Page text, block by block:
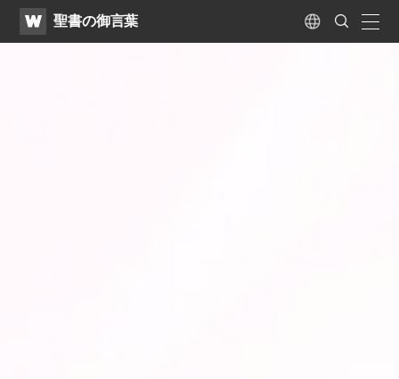
WATV聖書の御言葉 Language
Search
Submit